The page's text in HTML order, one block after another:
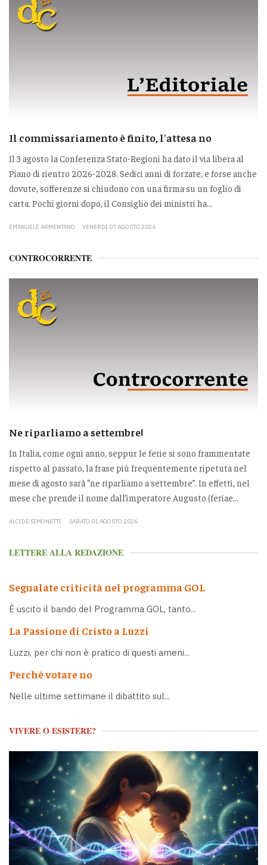
Il commissariamento è finito, l'attesa no
Il 3 agosto la Conferenza Stato-Regioni ha dato il via libera al
Piano di rientro 2026-2028. Sedici anni di forzate, e forse anche
dovute, sofferenze si chiudono con una firma su un foglio di
carta. Pochi giorni dopo, il Consiglio dei ministri ha...
EMANUELE ARMENTANO VENERDÌ 07 AGOSTO 2026
CONTROCORRENTE
Ne riparliamo a settembre!
In Italia, come ogni anno, seppur le ferie si sono frammentate
rispetto al passato, la frase più frequentemente ripetuta nel
mese di agosto sarà “ne riparliamo a settembre”. In effetti, nel
mese che prende il nome dall’imperatore Augusto (feriae...
ALCIDE SIMONETTI SABATO 01 AGOSTO 2026
LETTERE ALLA REDAZIONE
Segnalate criticità nel programma GOL
È uscito il bando del Programma GOL, tanto...
La Passione di Cristo a Luzzi
Luzzi, per chi non è pratico di questi ameni...
Perché votare no
Nelle ultime settimane il dibattito sul...
VIVERE O ESISTERE?